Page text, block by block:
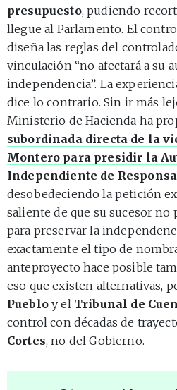
presupuesto, pudiendo
llegue al Parlamento. El
diseña las reglas del
vinculación “no afectará a su
independencia”. La
dice lo contrario. Sin ir más
Ministerio de Hacienda ha
subordinada directa de la
Montero para presidir la
Independiente de
desobedeciendo la petición
saliente de que su sucesor no
para preservar la
exactamente el tipo de
anteproyecto hace posible
eso que existen alternativas,
Puebloy el Tribunal de
control con décadas de
Cortes, no del Gobierno.